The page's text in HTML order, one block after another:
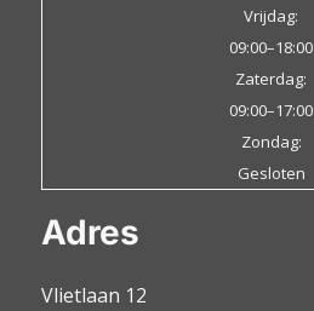
Vrijdag:
09:00–18:00
Zaterdag:
09:00–17:00
Zondag:
Gesloten
Adres
Vlietlaan 12